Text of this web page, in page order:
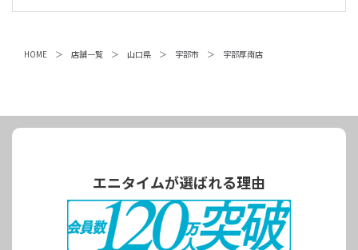
HOME 店舗一覧 山口県 宇部市 宇部厚南店
エニタイムが選ばれる理由